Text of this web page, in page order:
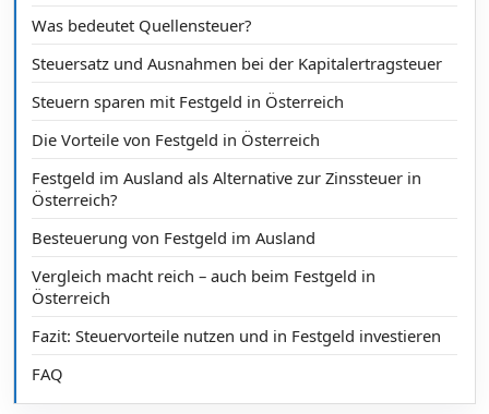
Was bedeutet Quellensteuer?
Steuersatz und Ausnahmen bei der Kapitalertragsteuer
Steuern sparen mit Festgeld in Österreich
Die Vorteile von Festgeld in Österreich
Festgeld im Ausland als Alternative zur Zinssteuer in
Österreich?
Besteuerung von Festgeld im Ausland
Vergleich macht reich – auch beim Festgeld in
Österreich
Fazit: Steuervorteile nutzen und in Festgeld investieren
FAQ